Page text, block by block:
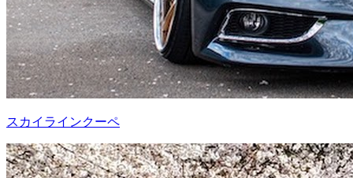
スカイラインクーペ